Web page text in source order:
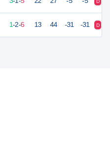
1-2-6 13 44 -31 -31 D